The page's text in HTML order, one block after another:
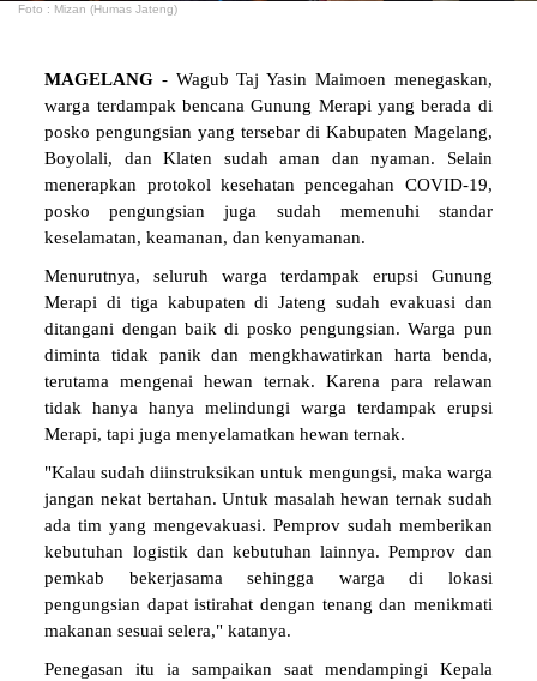
Foto : Mizan (Humas Jateng)
MAGELANG - Wagub Taj Yasin Maimoen menegaskan,
warga terdampak bencana Gunung Merapi yang berada di
posko pengungsian yang tersebar di Kabupaten Magelang,
Boyolali, dan Klaten sudah aman dan nyaman. Selain
menerapkan protokol kesehatan pencegahan COVID-19,
posko pengungsian juga sudah memenuhi standar
keselamatan, keamanan, dan kenyamanan.
Menurutnya, seluruh warga terdampak erupsi Gunung
Merapi di tiga kabupaten di Jateng sudah evakuasi dan
ditangani dengan baik di posko pengungsian. Warga pun
diminta tidak panik dan mengkhawatirkan harta benda,
terutama mengenai hewan ternak. Karena para relawan
tidak hanya hanya melindungi warga terdampak erupsi
Merapi, tapi juga menyelamatkan hewan ternak.
"Kalau sudah diinstruksikan untuk mengungsi, maka warga
jangan nekat bertahan. Untuk masalah hewan ternak sudah
ada tim yang mengevakuasi. Pemprov sudah memberikan
kebutuhan logistik dan kebutuhan lainnya. Pemprov dan
pemkab bekerjasama sehingga warga di lokasi
pengungsian dapat istirahat dengan tenang dan menikmati
makanan sesuai selera," katanya.
Penegasan itu ia sampaikan saat mendampingi Kepala